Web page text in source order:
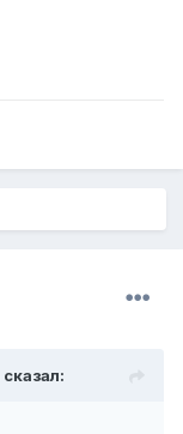
сказал: